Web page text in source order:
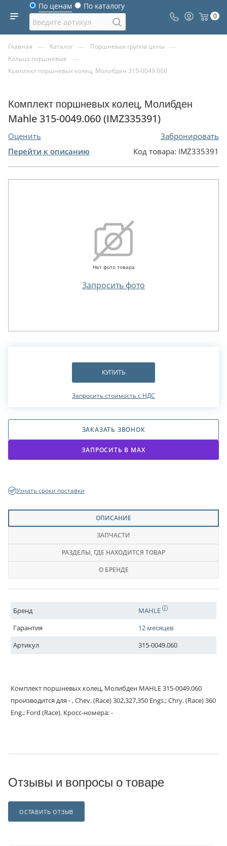
По ценам По каталогу
0
Главная — Каталог — Поршневая группа цены —
Кольца поршневые —
Комплект поршневых колец, Молибден 315-0049.060
Комплект поршневых колец, Молибден
Mahle 315-0049.060 (IMZ335391)
Оценить
Забронировать
Перейти к описанию
Код товара: IMZ335391
Нет фото товара
Запросить фото
КУПИТЬ
Запросить стоимость с НДС
ЗАКАЗАТЬ ЗВОНОК
ЗАПРОСИТЬ В МАХ
Узнать сроки поставки
ОПИСАНИЕ
ЗАПЧАСТИ
РАЗДЕЛЫ, ГДЕ НАХОДИТСЯ ТОВАР
О БРЕНДЕ
Бренд
MAHLE
Гарантия
12 месяцев
Артикул
315-0049.060
Комплект поршневых колец, Молибден MAHLE 315-0049.060
производится для - , Chev. (Race) 302,327,350 Engs.; Chry. (Race) 360
Eng.; Ford (Race). Кросс-номера: -
Отзывы и вопросы о товаре
ОСТАВИТЬ ОТЗЫВ